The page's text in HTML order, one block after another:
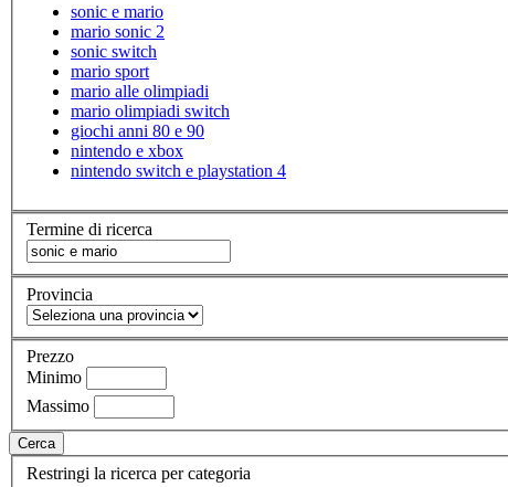
sonic e mario
mario sonic 2
sonic switch
mario sport
mario alle olimpiadi
mario olimpiadi switch
giochi anni 80 e 90
nintendo e xbox
nintendo switch e playstation 4
Termine di ricerca
Provincia
Prezzo
Minimo
Massimo
Cerca
Restringi la ricerca per categoria